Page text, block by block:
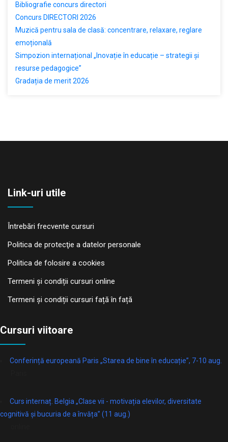
Bibliografie concurs directori
Concurs DIRECTORI 2026
Muzică pentru sala de clasă: concentrare, relaxare, reglare
emoțională
Simpozion internațional „Inovație în educație – strategii și
resurse pedagogice”
Gradația de merit 2026
Link-uri utile
Întrebări frecvente cursuri
Politica de protecţie a datelor personale
Politica de folosire a cookies
Termeni și condiții cursuri online
Termeni și condiții cursuri față în față
Cursuri viitoare
Conferință europeană Paris „Starea de bine în educație”, 7-10 aug.
Curs internaț. Belgia „Clase vii - motivația elevilor, diversitate
cognitivă și bucuria de a învăța” (11 aug.)